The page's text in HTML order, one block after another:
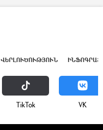
ՎԵՐԼՈՒԾՈՒԹՅՈՒՆ
ТikТоk VK